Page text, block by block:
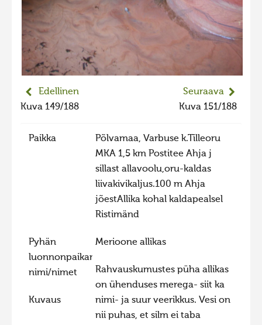
Hiite kuvavõistlus 2020
Liikkuvat kuvat 2020
Hiite kuvavõistlus 2019
Hiite kuvavõistlus 2018
Hiite kuvavõistlus 2015
Hiite kuvavõistlus 2014
Hiite kuvavõistlus 2013
Hiite kuvavõistlus 2012
Hiite kuvavõistlus 2010
Hiite kuvavõistlus 2009
Hiite kuvavõistlus 2008
Edellinen
Kuva 149/188
Seuraava
Kuva 151/188
Paikka
Põlvamaa, Varbuse k.Tilleoru
MKA 1,5 km Postitee Ahja j
sillast allavoolu,oru-kaldas
liivakivikaljus.100 m Ahja
jõestAllika kohal kaldapealsel
Ristimänd
Pyhän
luonnonpaikan
nimi/nimet
Merioone allikas
Kuvaus
Rahvauskumustes püha allikas
on ühenduses merega- siit ka
nimi- ja suur veerikkus. Vesi on
nii puhas, et silm ei taba